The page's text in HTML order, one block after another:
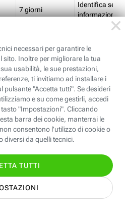
7 giorni
Identifica se
informazioni
Limite di
1 giorno
Identifica se
ricontrollare
corrispondenti
(impostata da
14 giorni
Identifica se
ricontrollare
corrispondenti
(impostata da
pagine
7 giorni
Identifica la
banner
Identifica la